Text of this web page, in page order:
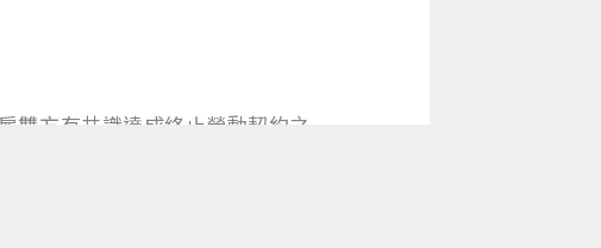
方有共識達成終止勞動契約之